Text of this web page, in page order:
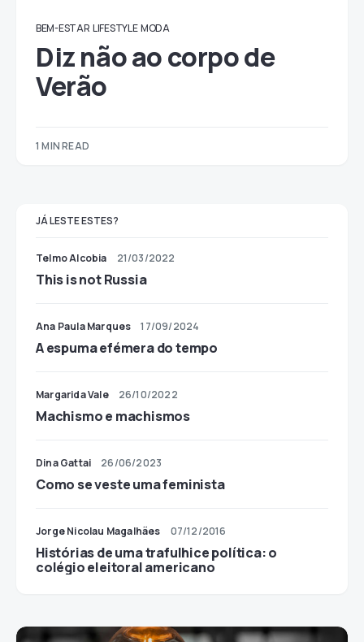
BEM-ESTAR LIFESTYLE MODA
Diz não ao corpo de
Verão
1 MIN READ
JÁ LESTE ESTES?
Telmo Alcobia 21/03/2022
This is not Russia
Ana Paula Marques 17/09/2024
A espuma efémera do tempo
Margarida Vale 26/10/2022
Machismo e machismos
Dina Gattai 26/06/2023
Como se veste uma feminista
Jorge Nicolau Magalhães 07/12/2016
Histórias de uma trafulhice política: o
colégio eleitoral americano